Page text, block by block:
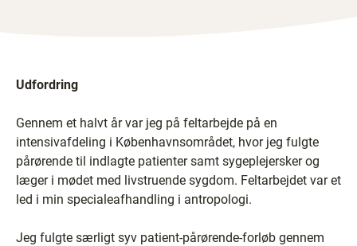
Udfordring
Gennem et halvt år var jeg på feltarbejde på en
intensivafdeling i Københavnsområdet, hvor jeg fulgte
pårørende til indlagte patienter samt sygeplejersker og
læger i mødet med livstruende sygdom. Feltarbejdet var et
led i min specialeafhandling i antropologi.
Jeg fulgte særligt syv patient-pårørende-forløb gennem